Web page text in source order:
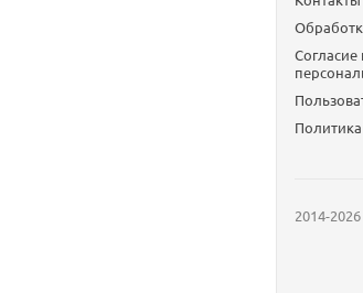
Согласие
2014-